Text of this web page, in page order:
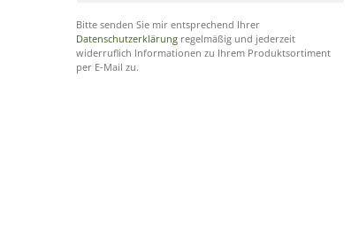
Bitte senden Sie mir entsprechend Ihrer
Datenschutzerklärung regelmäßig und jederzeit
widerruflich Informationen zu Ihrem Produktsortiment
per E-Mail zu.